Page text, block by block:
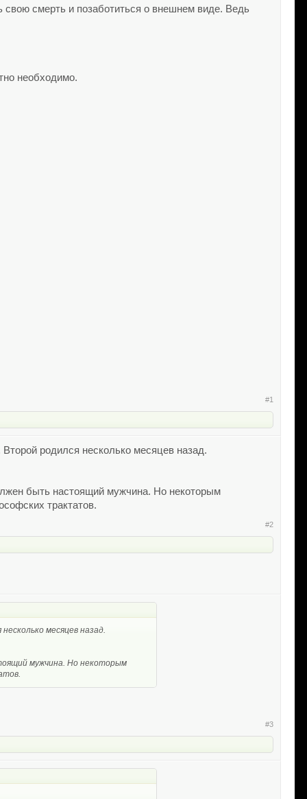
свою смерть и позаботиться о внешнем виде. Ведь
необходимо.
#1
родился несколько месяцев назад.
быть настоящий мужчина. Но некоторым
трактатов.
#2
месяцев назад.
мужчина. Но некоторым
#3